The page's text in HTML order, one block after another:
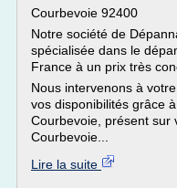
Courbevoie 92400
Notre société de
spécialisée dans le
France à un prix très
Nous intervenons à
vos disponibilités grâce
Courbevoie, présent sur
Courbevoie...
Lire la suite